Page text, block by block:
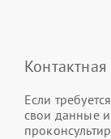
Если
свои данные